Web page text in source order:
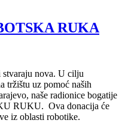
RUKA
stvaraju nova. U cilju
tržištu uz pomoć naših
naše radionice bogatije
RUKU. Ova donacija će
iz oblasti robotike.